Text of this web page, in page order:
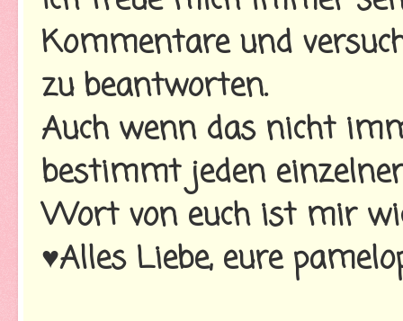
Kommentare und
zu beantworten.
Auch wenn das nicht
bestimmt jeden
Wort von euch ist mir
♥Alles Liebe, eure